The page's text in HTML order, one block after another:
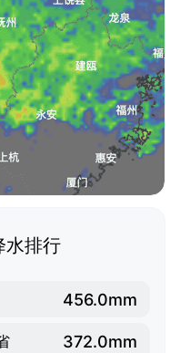
水排行
456.0mm
372.0mm